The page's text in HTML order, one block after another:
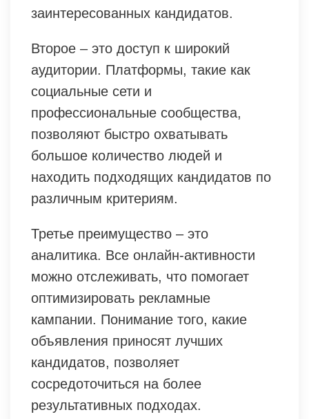
заинтересованных кандидатов.
Второе – это доступ к широкий
аудитории. Платформы, такие как
социальные сети и
профессиональные сообщества,
позволяют быстро охватывать
большое количество людей и
находить подходящих кандидатов по
различным критериям.
Третье преимущество – это
аналитика. Все онлайн-активности
можно отслеживать, что помогает
оптимизировать рекламные
кампании. Понимание того, какие
объявления приносят лучших
кандидатов, позволяет
сосредоточиться на более
результативных подходах.